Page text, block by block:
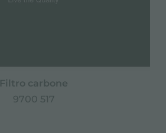
Filtro carbone
9700 517